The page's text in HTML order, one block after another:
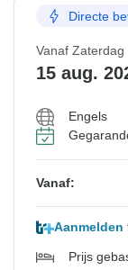
Directe
Vanaf Zaterdag
15 aug.
Engels
Vanaf:
Aanmelden
Prijs